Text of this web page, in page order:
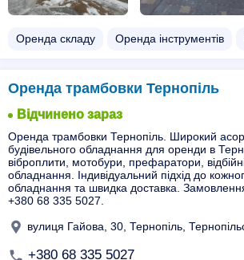
Оренда складу Оренда інструментів
Оренда трамбовки Тернопіль
Відчинено зараз
Оренда трамбовки Тернопіль. Широкий
будівельного обладнання для оренди в
віброплити, мотобури, префаратори,
обладнання. Індивідуальний підхід до
обладнання та швидка доставка.
+380 68 335 5027.
вулиця Гайова, 30, Тернопіль,
+380 68 335 5027